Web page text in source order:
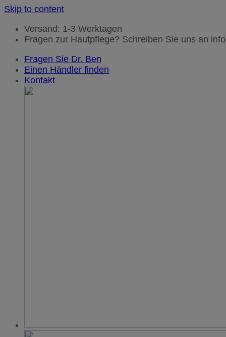
Skip to content
Versand: 1-3 Werktagen
Fragen zur Hautpflege? Schreiben Sie uns an
Fragen Sie Dr. Ben
Einen Händler finden
Kontakt